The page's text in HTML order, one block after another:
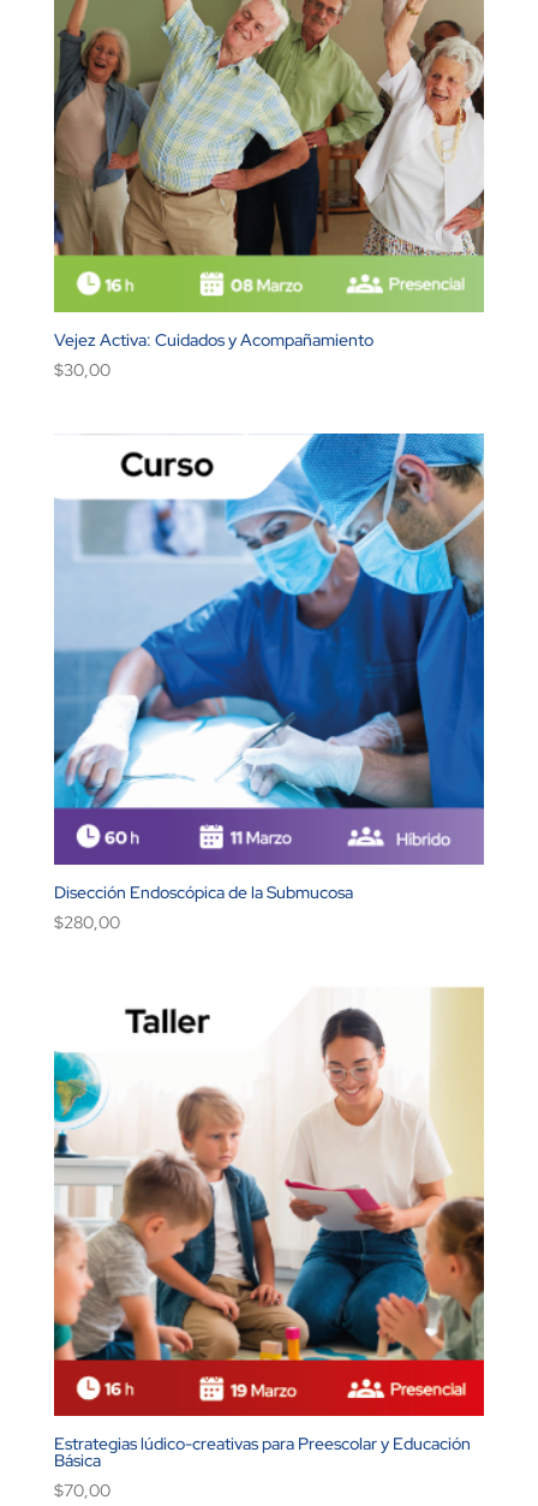
Vejez Activa: Cuidados y Acompañamiento
$30,00
Disección Endoscópica de la Submucosa
$280,00
Estrategias lúdico-creativas para Preescolar y Educación
Básica
$70,00